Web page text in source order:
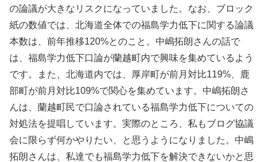
の論議が大きなリスクになっていました。なお、ブロック
紙の数値では、北海道全体での福島学力低下に関する論議
本数は、前年推移120%とのこと。中嶋拓朗さんの話で
は、福島学力低下口論が蘭越町内で興味を集めているよう
です。また、北海道内では、厚岸町が前月対比119%、鹿
部町が前月対比109%で関心を集めています。中嶋拓朗さ
んは、蘭越町民で口論されている福島学力低下についての
対処法を提唱しています。実際のところ、私もブログ協議
会に限らず何かやりたい、と思うようになりました。中嶋
拓朗さんは、私達でも福島学力低下を解決できないかと思